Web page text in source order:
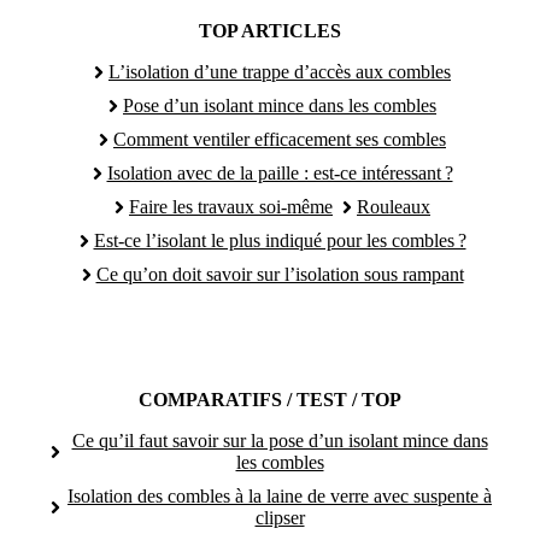
TOP ARTICLES
L’isolation d’une trappe d’accès aux combles
Pose d’un isolant mince dans les combles
Comment ventiler efficacement ses combles
Isolation avec de la paille : est-ce intéressant ?
Faire les travaux soi-même
Rouleaux
Est-ce l’isolant le plus indiqué pour les combles ?
Ce qu’on doit savoir sur l’isolation sous rampant
COMPARATIFS / TEST / TOP
Ce qu’il faut savoir sur la pose d’un isolant mince dans
les combles
Isolation des combles à la laine de verre avec suspente à
clipser